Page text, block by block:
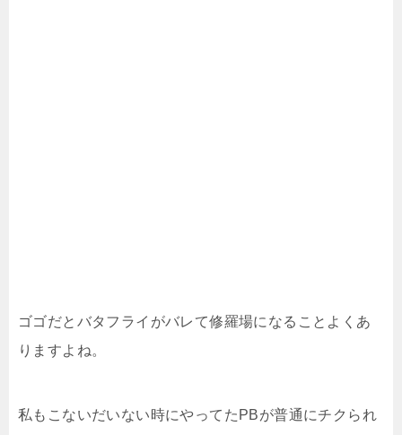
ゴゴだとバタフライがバレて修羅場になることよくあ
りますよね。
私もこないだいない時にやってたPBが普通にチクられ